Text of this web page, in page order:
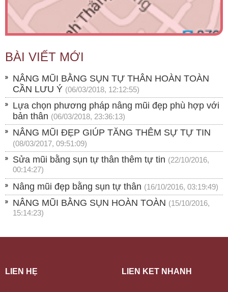
BÀI VIẾT MỚI
NÂNG MŨI BẰNG SỤN TỰ THÂN HOÀN TOÀN
CẦN LƯU Ý (06/03/2018, 12:12:55)
Lựa chọn phương pháp nâng mũi đẹp phù hợp với
bản thân (06/03/2018, 23:36:13)
NÂNG MŨI ĐẸP GIÚP TĂNG THÊM SỰ TỰ TIN
(08/03/2017, 09:51:09)
Sửa mũi bằng sụn tự thân thêm tự tin (22/10/2016,
00:14:27)
Nâng mũi đẹp bằng sụn tự thân (16/10/2016, 03:19:49)
NÂNG MŨI BẰNG SỤN HOÀN TOÀN (15/10/2016,
15:14:23)
LIÊN HỆ LIÊN KẾT NHANH